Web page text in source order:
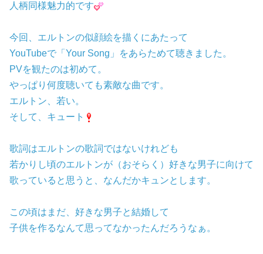
人柄同様魅力的です
今回、エルトンの似顔絵を描くにあたって
YouTubeで「Your Song」をあらためて聴きました。
PVを観たのは初めて。
やっぱり何度聴いても素敵な曲です。
エルトン、若い。
そして、キュート
歌詞はエルトンの歌詞ではないけれども
若かりし頃のエルトンが（おそらく）好きな男子に向けて
歌っていると思うと、なんだかキュンとします。
この頃はまだ、好きな男子と結婚して
子供を作るなんて思ってなかったんだろうなぁ。